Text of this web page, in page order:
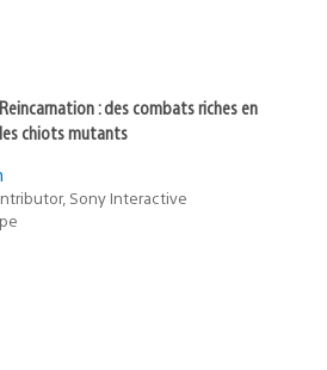
: des combats riches en
chiots mutants
Sony Interactive